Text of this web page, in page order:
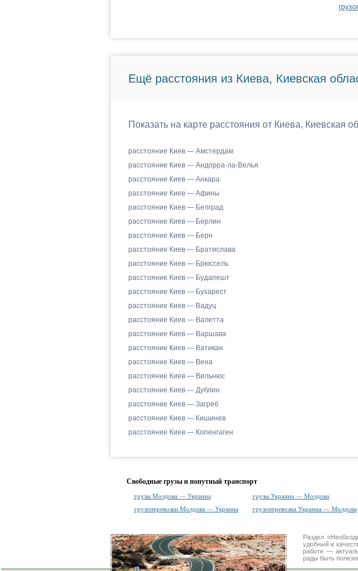
Ещё расстояния из Киева, Киевская
Показать на карте расстояния от Киева, Киевская
расстояние Киев — Амстердам
расстояние Киев — Андорра-ла-Велья
расстояние Киев — Анкара
расстояние Киев — Афины
расстояние Киев — Белград
расстояние Киев — Берлин
расстояние Киев — Берн
расстояние Киев — Братислава
расстояние Киев — Брюссель
расстояние Киев — Будапешт
расстояние Киев — Бухарест
расстояние Киев — Вадуц
расстояние Киев — Валетта
расстояние Киев — Варшава
расстояние Киев — Ватикан
расстояние Киев — Вена
расстояние Киев — Вильнюс
расстояние Киев — Дублин
расстояние Киев — Загреб
расстояние Киев — Кишинев
расстояние Киев — Копенгаген
Свободные грузы и попутный транспорт
грузы Молдова — Украина грузы Украина — Молдова
грузоперевозки Молдова — Украина
грузоперевозки Украина — Молдова
Раздел
удобный и
работе —
рады быть